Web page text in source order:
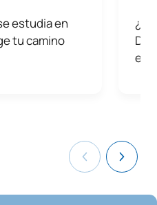
estudia en
tu camino